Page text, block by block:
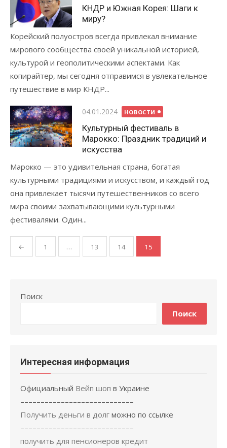
КНДР и Южная Корея: Шаги к
миру?
Корейский полуостров всегда привлекал внимание
мирового сообщества своей уникальной историей,
культурой и геополитическими аспектами. Как
копирайтер, мы сегодня отправимся в увлекательное
путешествие в мир КНДР...
Опубликовано
04.01.2024 НОВОСТИ
Культурный фестиваль в
Марокко: Праздник традиций и
искусства
Марокко — это удивительная страна, богатая
культурными традициями и искусством, и каждый год
она привлекает тысячи путешественников со всего
мира своими захватывающими культурными
фестивалями. Один...
Навигация
по
← 1 … 13 14 15
Поиск
Поиск
Интересная информация
Официальный Вейп шоп в Украине
––––––––––––––––––––––––––––
Получить деньги в долг можно по ссылке
––––––––––––––––––––––––––––
получить для пенсионеров кредит